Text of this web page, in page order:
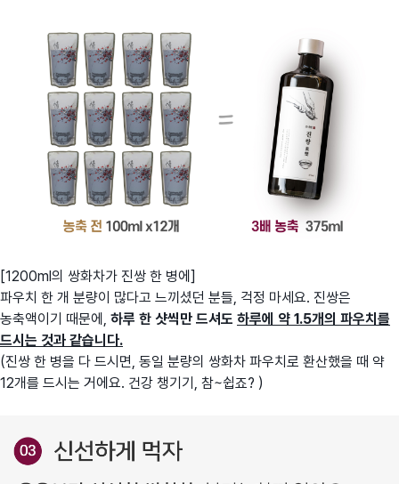
[1200ml의 쌍화차가 진쌍 한 병에]
파우치 한 개 분량이 많다고 느끼셨던 분들, 걱정 마세요. 진쌍은
농축액이기 때문에, 하루 한 샷씩만 드셔도 하루에 약 1.5개의 파우치를
드시는 것과 같습니다.
(진쌍 한 병을 다 드시면, 동일 분량의 쌍화차 파우치로 환산했을 때 약
12개를 드시는 거에요. 건강 챙기기, 참~쉽죠? )